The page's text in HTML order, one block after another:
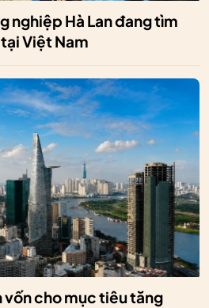
nghiệp Hà Lan đang tìm
Việt Nam
vốn cho mục tiêu tăng